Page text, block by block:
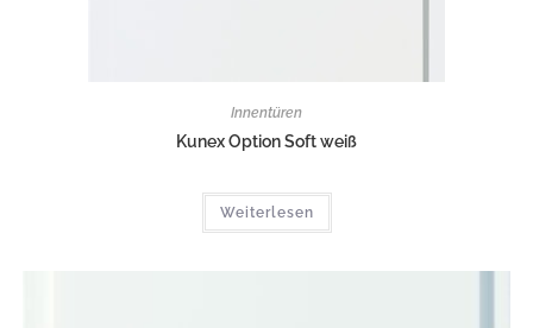
Innentüren
Kunex Option Soft weiß
Weiterlesen